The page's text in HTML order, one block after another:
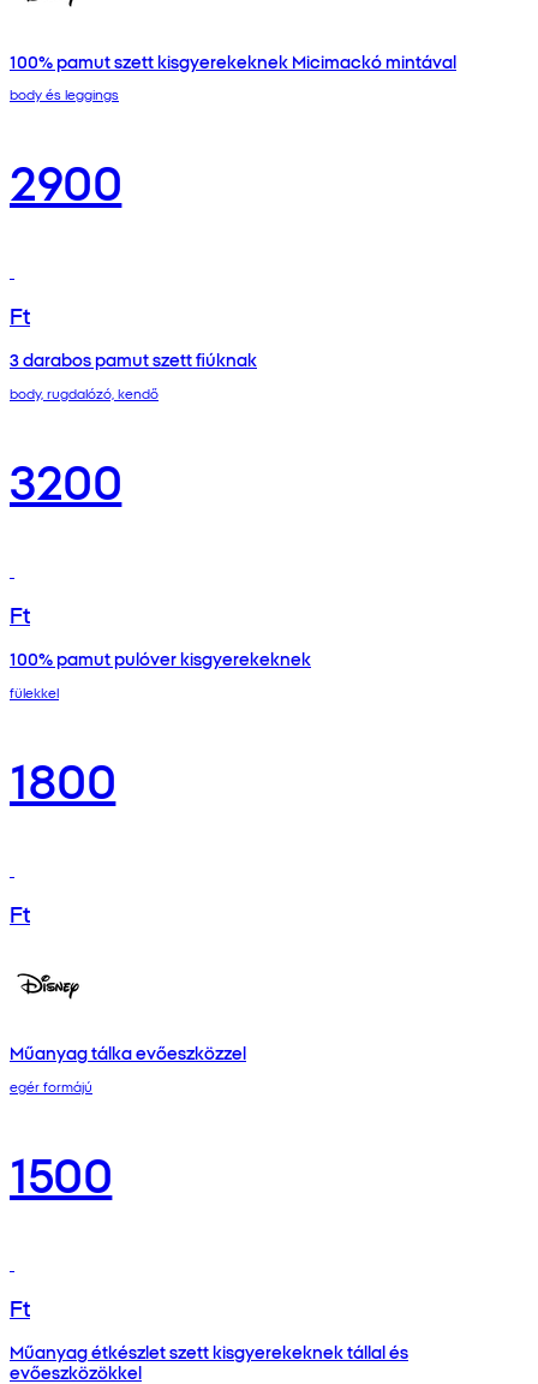
100% pamut szett kisgyerekeknek Micimackó mintával
body és leggings
2900
Ft
3 darabos pamut szett fiúknak
body, rugdalózó, kendő
3200
Ft
100% pamut pulóver kisgyerekeknek
fülekkel
1800
Ft
Műanyag tálka evőeszközzel
egér formájú
1500
Ft
Műanyag étkészlet szett kisgyerekeknek tállal és
evőeszközökkel